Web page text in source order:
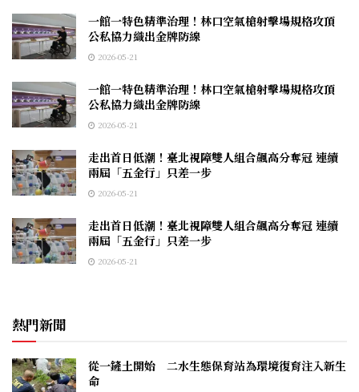
一館一特色精準治理！林口空氣槍射擊場規格攻頂
公私協力織出金牌防線
2026-05-21
一館一特色精準治理！林口空氣槍射擊場規格攻頂
公私協力織出金牌防線
2026-05-21
走出首日低潮！臺北視障雙人組合飆高分奪冠 連續
兩屆「五金行」只差一步
2026-05-21
走出首日低潮！臺北視障雙人組合飆高分奪冠 連續
兩屆「五金行」只差一步
2026-05-21
熱門新聞
從一鏟土開始 二水生態保育站為環境復育注入新生
命